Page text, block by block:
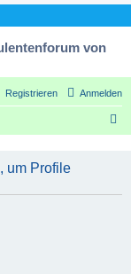
von
Anmelden
Registrieren
um Profile